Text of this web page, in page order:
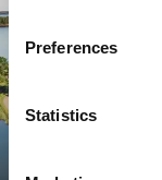
Preferences
Statistics